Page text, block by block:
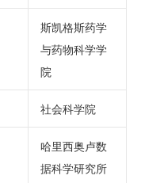
斯凯格斯药学
与药物科学学
院
社会科学院
哈里西奥卢数
据科学研究所